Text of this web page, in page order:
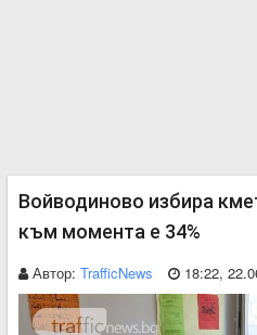
Войводиново избира
към момента е 34%
Автор: TrafficNews 18:22,